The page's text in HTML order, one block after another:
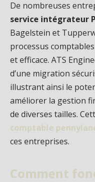
De nombreuses
service intégrateur
Bagelstein et
processus
et efficace. ATS
d’une migration
illustrant ainsi le
améliorer la gestion
de diverses tailles.
comptable
ces entreprises.
Comment